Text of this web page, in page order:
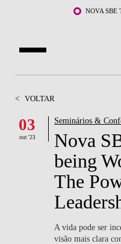
Saltar para o conteúdo principalNOVA SBE
DOCENTES E
COMUNIDADE
< VOLTAR
03
out '23
Seminários &
Nova
being
The
A vida pode ser
visão mais clara